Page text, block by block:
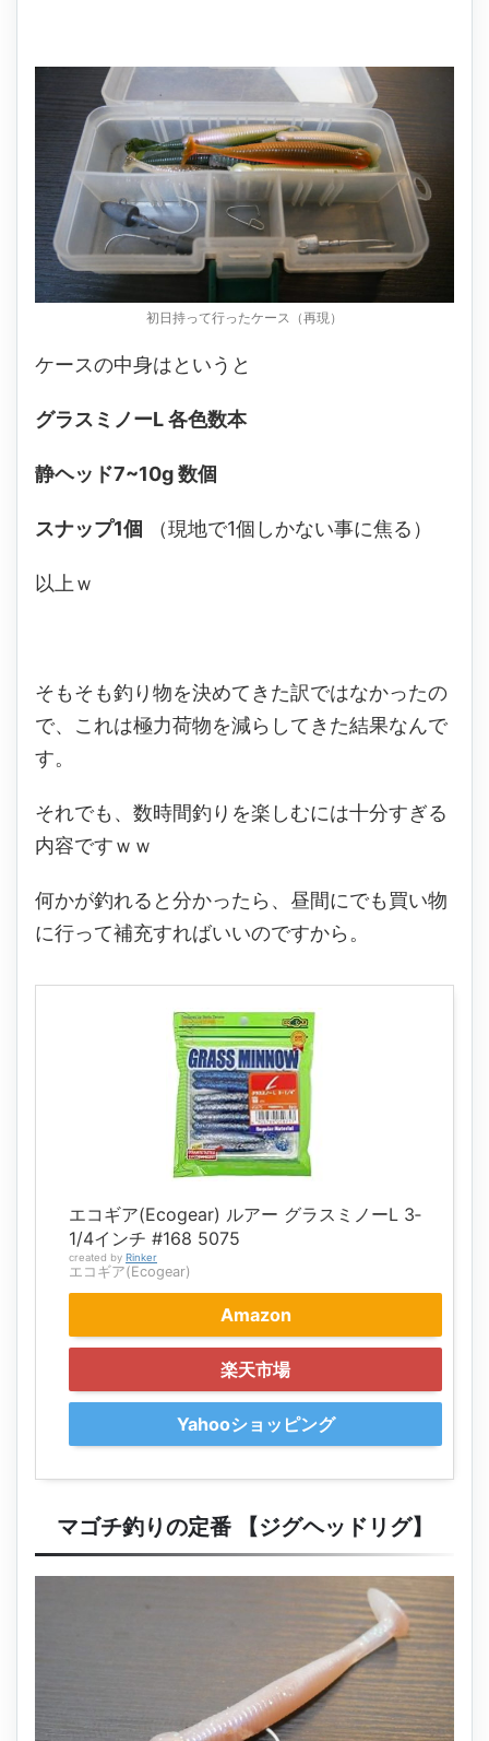
初日持って行ったケース（再現）
ケースの中身はというと
グラスミノーL 各色数本
静ヘッド7~10g 数個
スナップ1個 （現地で1個しかない事に焦る）
以上ｗ
そもそも釣り物を決めてきた訳ではなかったの
で、これは極力荷物を減らしてきた結果なんで
す。
それでも、数時間釣りを楽しむには十分すぎる
内容ですｗｗ
何かが釣れると分かったら、昼間にでも買い物
に行って補充すればいいのですから。
エコギア(Ecogear) ルアー グラスミノーL 3‐
1/4インチ #168 5075
created by Rinker
エコギア(Ecogear)
Amazon
楽天市場
Yahooショッピング
マゴチ釣りの定番 【ジグヘッドリグ】